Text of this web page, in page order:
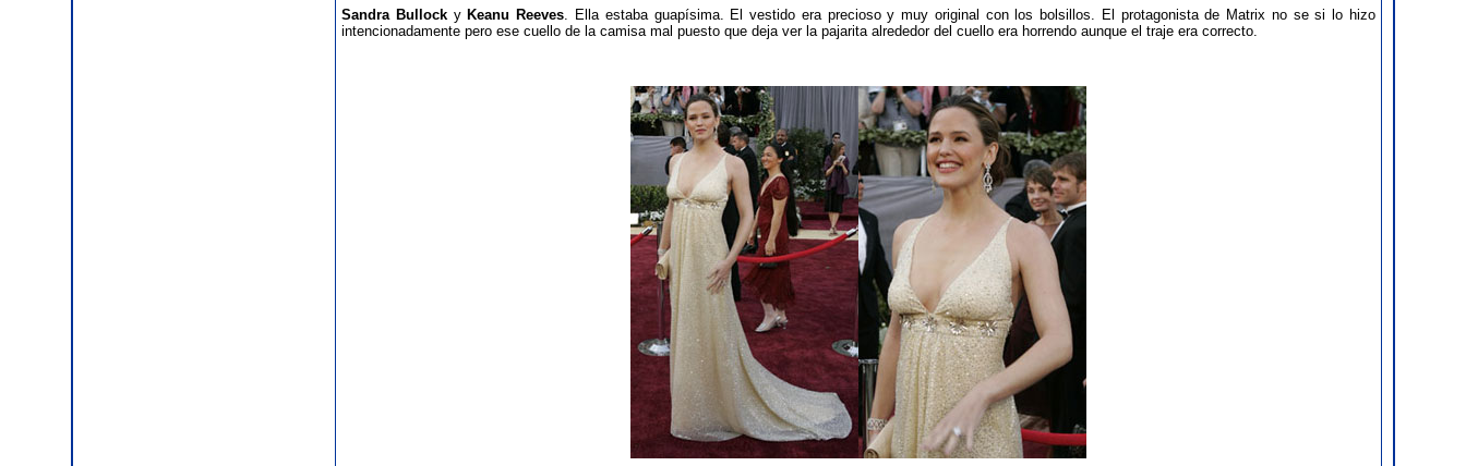
Sandra Bullocky Keanu Reeves. Ella estaba guapísima. El vestido era precioso y muy original con los bolsillos. El protagonista de Matrix no se si lo hizo
intencionadamente pero ese cuello de la camisa mal puesto que deja ver la pajarita alrededor del cuello era horrendo aunque el traje era correcto.